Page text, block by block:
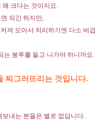
꽤 크다는 것이지요.
되긴 하지만,
져 모아서 처리하기엔 다소 버겁
는 봉투를 들고 나가야 하니까요.
찌그러뜨리는 것입니다.
내는 분들은 별로 없답니다.